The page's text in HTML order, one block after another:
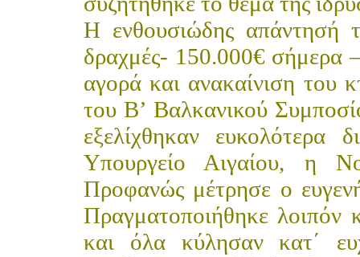
Η ενθουσιώδης απάντησή
δραχμές- 150.000€ σήμερα
αγορά και ανακαίνιση του
του Β’ Βαλκανικού
εξελίχθηκαν ευκολότερα
Υπουργείο Αιγαίου, η
Προφανώς μέτρησε ο
Πραγματοποιήθηκε
και όλα κύλησαν κατ΄